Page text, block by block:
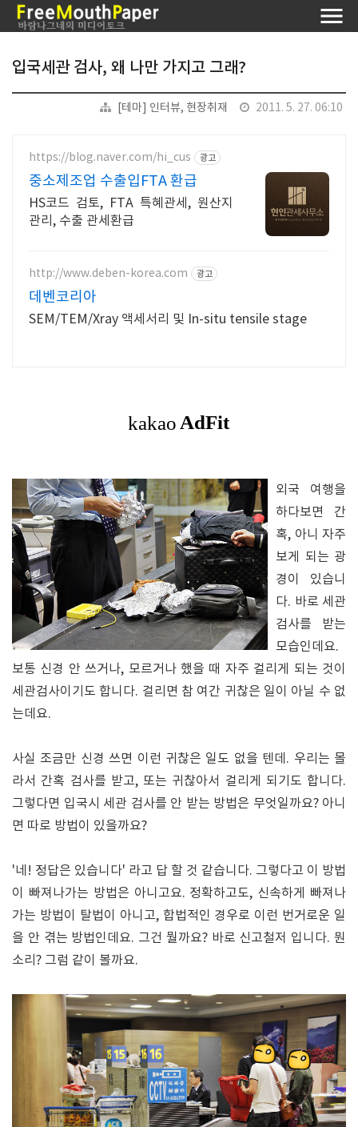
입국세관 검사, 왜 나만 가지고 그래?
[테마] 인터뷰, 현장취재 2011. 5. 27. 06:10
https://blog.naver.com/hi_cus 광고
중소제조업 수출입FTA 환급
HS코드 검토, FTA 특혜관세, 원산지
관리, 수출 관세환급
http://www.deben-korea.com 광고
데벤코리아
SEM/TEM/Xray 액세서리 및 In-situ tensile stage
외국 여행을
하다보면 간
혹, 아니 자주
보게 되는 광
경이 있습니
다. 바로 세관
검사를 받는
모습인데요.
보통 신경 안 쓰거나, 모르거나 했을 때 자주 걸리게 되는 것이
세관검사이기도 합니다. 걸리면 참 여간 귀찮은 일이 아닐 수 없
는데요.
사실 조금만 신경 쓰면 이런 귀찮은 일도 없을 텐데. 우리는 몰
라서 간혹 검사를 받고, 또는 귀찮아서 걸리게 되기도 합니다.
그렇다면 입국시 세관 검사를 안 받는 방법은 무엇일까요? 아니
면 따로 방법이 있을까요?
'네! 정답은 있습니다' 라고 답 할 것 같습니다. 그렇다고 이 방법
이 빠져나가는 방법은 아니고요. 정확하고도, 신속하게 빠져나
가는 방법이 탈법이 아니고, 합법적인 경우로 이런 번거로운 일
을 안 겪는 방법인데요. 그건 뭘까요? 바로 신고철저 입니다. 뭔
소리? 그럼 같이 볼까요.